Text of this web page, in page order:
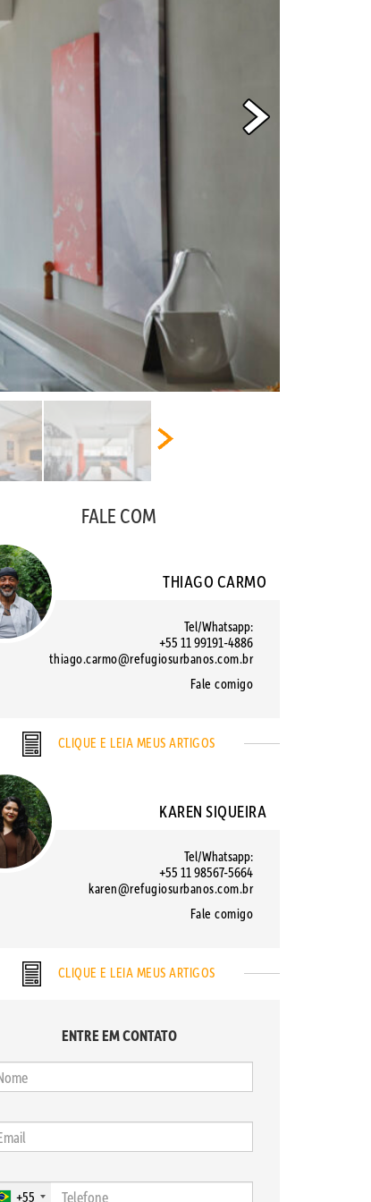
FALE COM
THIAGO CARMO
Tel/Whatsapp:
+55 11 99191-4886
thiago.carmo@refugiosurbanos.com.br
Fale comigo
CLIQUE E LEIA MEUS ARTIGOS
KAREN SIQUEIRA
Tel/Whatsapp:
+55 11 98567-5664
karen@refugiosurbanos.com.br
Fale comigo
CLIQUE E LEIA MEUS ARTIGOS
ENTRE EM CONTATO
+55